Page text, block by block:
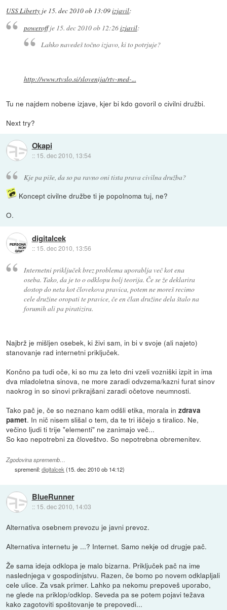
USS Liberty je 15. dec 2010 ob 13:09izjavil:
poweroffje 15. dec 2010 ob 12:26izjavil:
Lahko navedeš točno izjavo, ki to potrjuje?
http://www.rtvslo.si/slovenija/rtv-med-...
Tu ne najdem nobene izjave, kjer bi kdo govoril o civilni družbi.
Next try?
Okapi
:: 15. dec 2010, 13:54
Kje pa piše, da so pa ravno oni tista prava civilna družba?
Koncept civilne družbe ti je popolnoma tuj, ne?
O.
digitalcek
:: 15. dec 2010, 13:56
Internetni priključek brez problema uporablja več kot ena
oseba. Tako, da je to o odklopu bolj teorija. Če se že deklarira
dostop do neta kot človekova pravica, potem ne moreš recimo
cele družine oropati te pravice, če en član družine dela štalo na
forumih ali pa piratizira.
Najbrž je mišljen osebek, ki živi sam, in bi v svoje (ali najeto)
stanovanje rad internetni priključek.
Končno pa tudi oče, ki so mu za leto dni vzeli vozniški izpit in ima
dva mladoletna sinova, ne more zaradi odvzema/kazni furat sinov
naokrog in so sinovi prikrajšani zaradi očetove neumnosti.
Tako pač je, če so neznano kam odšli etika, morala inzdrava
pamet. In nič nisem slišal o tem, da te tri iščejo s tiralico. Ne,
večino ljudi ti trije "elementi" ne zanimajo več...
So kao nepotrebni za človeštvo. So nepotrebna obremenitev.
Zgodovina sprememb…
spremenil:digitalcek (15. dec 2010 ob 14:12)
BlueRunner
:: 15. dec 2010, 14:03
Alternativa osebnem prevozu je javni prevoz.
Alternativa internetu je ...? Internet. Samo nekje od drugje pač.
Že sama ideja odklopa je malo bizarna. Priključek pač na ime
naslednjega v gospodinjstvu. Razen, če bomo po novem odklapljali
cele ulice. Za vsak primer. Lahko pa nekomu prepoveš uporabo,
ne glede na priklop/odklop. Seveda pa se potem pojavi težava
kako zagotoviti spoštovanje te prepovedi...